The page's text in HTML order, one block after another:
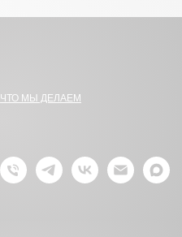
ЧТО МЫ ДЕЛАЕМ